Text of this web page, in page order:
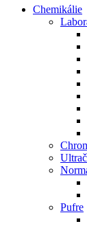
Chemikálie
Pufre